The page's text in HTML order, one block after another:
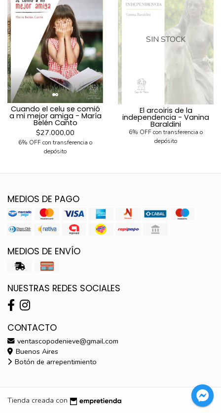
Cuando el celu se comió
a mi mejor amiga - María
Belén Canto
$27.000,00
6% OFF con transferencia o
depósito
SIN STOCK
El arcoiris de la
independencia - Vanina
Baraldini
6% OFF con transferencia o
depósito
MEDIOS DE PAGO
MEDIOS DE ENVÍO
NUESTRAS REDES SOCIALES
CONTACTO
ventascopodenieve@gmail.com
Buenos Aires
Botón de arrepentimiento
Tienda creada con